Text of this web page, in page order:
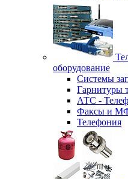
оборудование
Системы
Гарнитуры
АТС -
Факсы и
Телефония